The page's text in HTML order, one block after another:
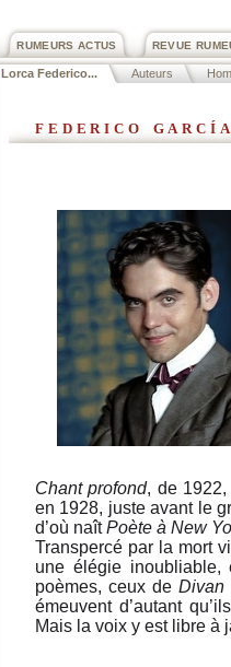
REVUE
RUMEURS ACTUS
Lorca Federico... Auteurs
federico
Chant profond, de
en 1928, juste avant le
d’où naîtPoète à New
Transpercé par la mort
une élégie inoubliable,
poèmes, ceux de Divan
émeuvent d’autant
Mais la voix y est libre à